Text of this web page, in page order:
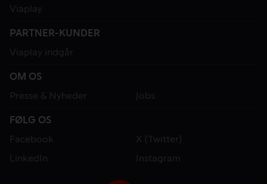
Viaplay
PARTNER-KUNDER
Viaplay indgår
OM OS
Presse & Nyheder
Jobs
FØLG OS
Facebook
X (Twitter)
LinkedIn
Instagram